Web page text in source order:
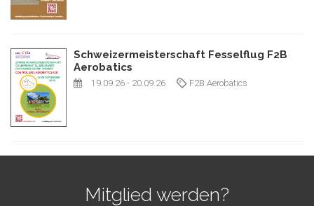
Schweizermeisterschaft Fesselflug F2B
Aerobatics
19.09.26 - 20.09.26 F2B Aerobatics
Mitglied werden?